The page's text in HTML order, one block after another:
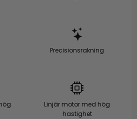
Precisionsrakning
Linjär motor med hög
hastighet